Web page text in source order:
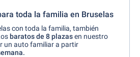
toda la familia en Bruselas
con toda la familia, también
baratos de 8 plazasen nuestro
un auto familiar a partir